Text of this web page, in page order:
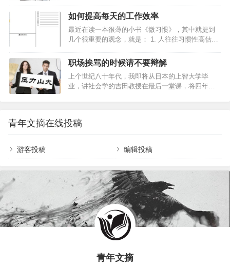
位潜在的商业伙伴，想跟你购买价值1200万美元的
服务，但由于预算所限，他只能付1000万美元。如
利机会，但目前还不能作任何承诺。你该和他成交
吗？任…
场，你现在看书写读书笔记，两天一本书的节奏。
请问，你哪里来的那么多时间呢？今天在2016年下
半年的第一天，和你分享，我的时间管理心得同时
也是第四本书读书笔记《番茄工作法》，总结六
点：1.花10分钟列出当日计划2.管理你的四象限：重
要紧急 重要非紧急 不重要紧急 不重要不紧急3.专注
记录你的时间，进行总结6.学会休息，养…
如何提高每天的工作效率
最近在读一本很薄的小书《微习惯》，其中就提到
几个很重要的观念，就是： 1. 人往往习惯性高估短
只要开始行动，就比毫不作为强无数倍；3. 相比在
一天内做很多事，长时间坚持做一件事，累积起来
的影响力会更大。我提高工作效率的方法，总结起
来有三个方面：注重“循环”，每天从总结开始，到计
性不如烂笔头，把与工作的一切记录下来；新人最
重要的是建立一个好的工作习惯，来…
职场挨骂的时候请不要辩解
上个世纪八十年代，我即将从日本的上智大学毕
业，讲社会学的吉田教授在最后一堂课，将四年级
同事，却偏偏是各位的顶头上司。但请各位牢牢记
住：挨骂的时候，无论对错都不要辩解。” 听到这
里，我不由得产生疑惑：“这岂非加深误解？有必要
为几斗米如此折腰吗？” 吉田教授似乎看出了我们的
各位尽管立正站好，头愈低愈好，不断点头，大…
青年文摘在线投稿
游客投稿 编辑投稿
青年文摘